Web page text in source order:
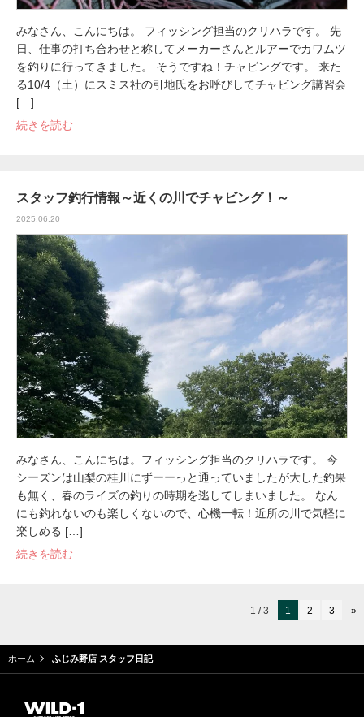
みなさん、こんにちは。 フィッシング担当のクリハラです。 先
日、仕事の打ち合わせと称してメーカーさんとルアーでカワムツ
を釣りに行ってきました。 そうですね！チャビングです。 来た
る10/4（土）にスミス社の引地氏をお呼びしてチャビング講習会
[…]
続きを読む
スタッフ釣行情報～近くの川でチャビング！～
2025.06.20
みなさん、こんにちは。フィッシング担当のクリハラです。 今
シーズンは山梨の桂川にずーーっと通っていましたが大した釣果
も無く、春のライズの釣りの時期を逃してしまいました。 なん
にも釣れないのも楽しくないので、心機一転！近所の川で気軽に
楽しめる […]
続きを読む
1 / 3 1 2 3 »
ホーム ふじみ野店 スタッフ日記